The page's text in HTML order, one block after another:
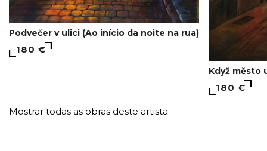
Podvečer v ulici (Ao início da noite na rua)
180 €
Když město
180 €
Mostrar todas as obras deste artista